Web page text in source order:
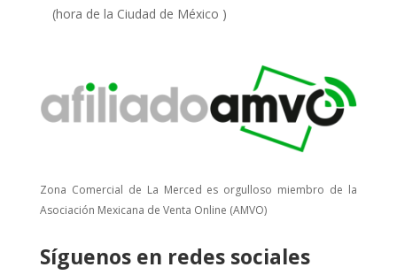
(hora de la Ciudad de México )
Zona Comercial de La Merced es orgulloso miembro de la
Asociación Mexicana de Venta Online (AMVO)
Síguenos en redes sociales